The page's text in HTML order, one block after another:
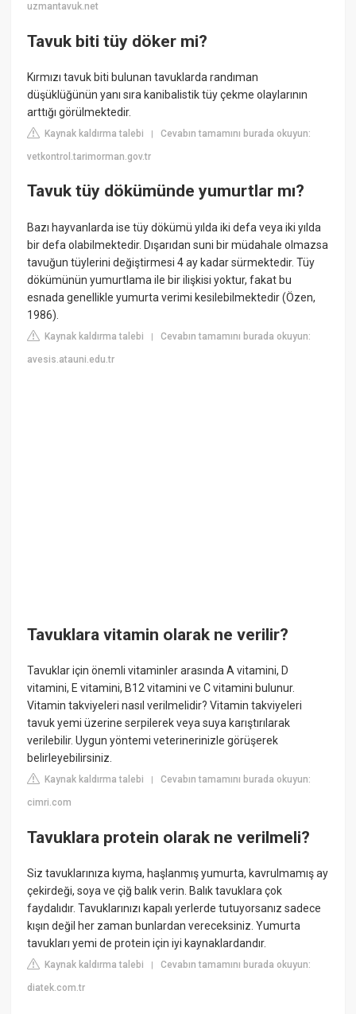
uzmantavuk.net
Tavuk biti tüy döker mi?
Kırmızı tavuk biti bulunan tavuklarda randıman
düşüklüğünün yanı sıra kanibalistik tüy çekme olaylarının
arttığı görülmektedir.
Kaynak kaldırma talebi |Cevabın tamamını burada okuyun:
vetkontrol.tarimorman.gov.tr
Tavuk tüy dökümünde yumurtlar mı?
Bazı hayvanlarda ise tüy dökümü yılda iki defa veya iki yılda
bir defa olabilmektedir. Dışarıdan suni bir müdahale olmazsa
tavuğun tüylerini değiştirmesi 4 ay kadar sürmektedir. Tüy
dökümünün yumurtlama ile bir ilişkisi yoktur, fakat bu
esnada genellikle yumurta verimi kesilebilmektedir (Özen,
1986).
Kaynak kaldırma talebi |Cevabın tamamını burada okuyun:
avesis.atauni.edu.tr
Tavuklara vitamin olarak ne verilir?
Tavuklar için önemli vitaminler arasında A vitamini, D
vitamini, E vitamini, B12 vitamini ve C vitamini bulunur.
Vitamin takviyeleri nasıl verilmelidir? Vitamin takviyeleri
tavuk yemi üzerine serpilerek veya suya karıştırılarak
verilebilir. Uygun yöntemi veterinerinizle görüşerek
belirleyebilirsiniz.
Kaynak kaldırma talebi |Cevabın tamamını burada okuyun:
cimri.com
Tavuklara protein olarak ne verilmeli?
Siz tavuklarınıza kıyma, haşlanmış yumurta, kavrulmamış ay
çekirdeği, soya ve çiğ balık verin. Balık tavuklara çok
faydalıdır. Tavuklarınızı kapalı yerlerde tutuyorsanız sadece
kışın değil her zaman bunlardan vereceksiniz. Yumurta
tavukları yemi de protein için iyi kaynaklardandır.
Kaynak kaldırma talebi |Cevabın tamamını burada okuyun:
diatek.com.tr